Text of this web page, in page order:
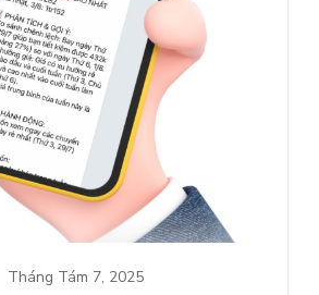
Tháng Tám 7, 2025